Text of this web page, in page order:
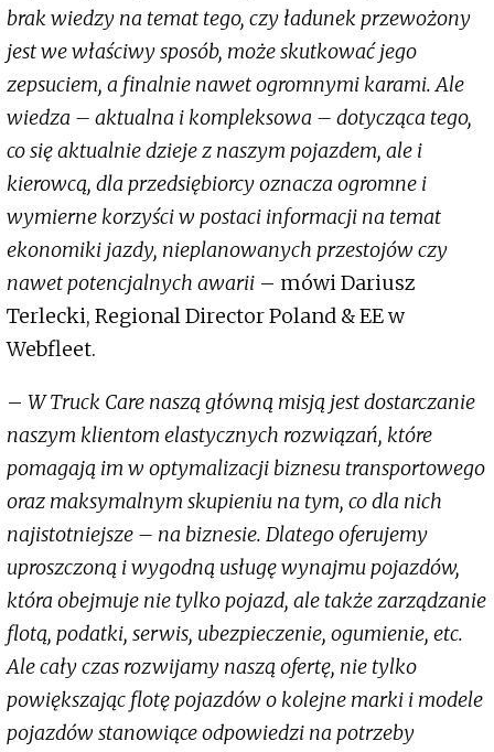
brak wiedzy na temat tego, czy ładunek przewożony
jest we właściwy sposób, może skutkować jego
zepsuciem, a finalnie nawet ogromnymi karami. Ale
wiedza – aktualna i kompleksowa – dotycząca tego,
co się aktualnie dzieje z naszym pojazdem, ale i
kierowcą, dla przedsiębiorcy oznacza ogromne i
wymierne korzyści w postaci informacji na temat
ekonomiki jazdy, nieplanowanych przestojów czy
nawet potencjalnych awarii – mówi Dariusz
Terlecki, Regional Director Poland & EE w
Webfleet.
– W Truck Care naszą główną misją jest dostarczanie
naszym klientom elastycznych rozwiązań, które
pomagają im w optymalizacji biznesu transportowego
oraz maksymalnym skupieniu na tym, co dla nich
najistotniejsze – na biznesie. Dlatego oferujemy
uproszczoną i wygodną usługę wynajmu pojazdów,
która obejmuje nie tylko pojazd, ale także zarządzanie
flotą, podatki, serwis, ubezpieczenie, ogumienie, etc.
Ale cały czas rozwijamy naszą ofertę, nie tylko
powiększając flotę pojazdów o kolejne marki i modele
pojazdów stanowiące odpowiedzi na potrzeby